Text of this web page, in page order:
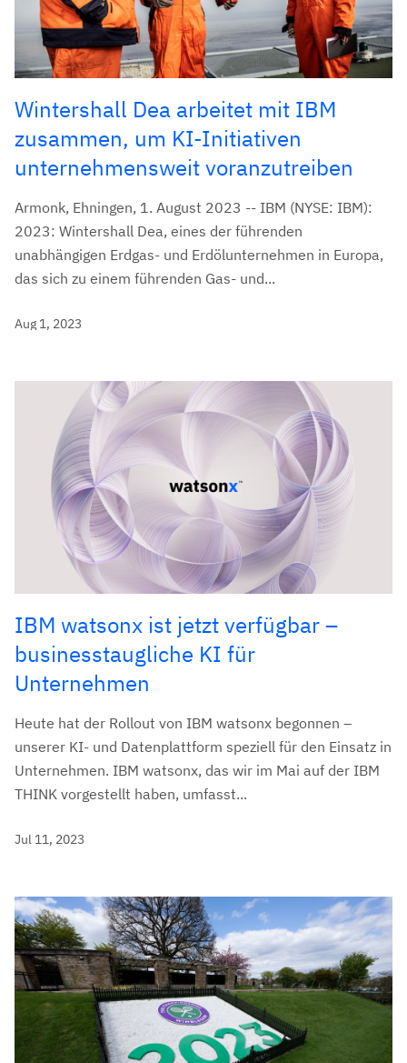
Wintershall Dea arbeitet mit IBM
zusammen, um KI-Initiativen
unternehmensweit voranzutreiben
Armonk, Ehningen, 1. August 2023 -- IBM (NYSE: IBM):
2023: Wintershall Dea, eines der führenden
unabhängigen Erdgas- und Erdölunternehmen in Europa,
das sich zu einem führenden Gas- und...
Aug 1, 2023
IBM watsonx ist jetzt verfügbar –
businesstaugliche KI für
Unternehmen
Heute hat der Rollout von IBM watsonx begonnen –
unserer KI- und Datenplattform speziell für den Einsatz in
Unternehmen. IBM watsonx, das wir im Mai auf der IBM
THINK vorgestellt haben, umfasst...
Jul 11, 2023